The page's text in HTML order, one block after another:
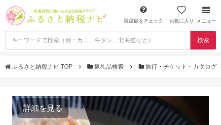
限度額をチェック お気に入り メニュー
検索
ふるさと納税ナビ TOP 返礼品検索 旅行・チケット・カタログ
詳細を見る